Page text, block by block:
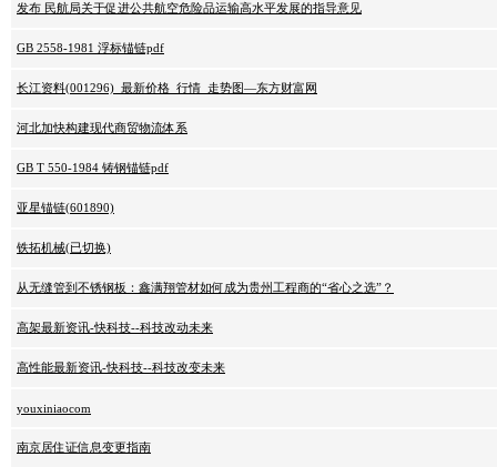
发布 民航局关于促进公共航空危险品运输高水平发展的指导意见
GB 2558-1981 浮标锚链pdf
长江资料(001296)_最新价格_行情_走势图—东方财富网
河北加快构建现代商贸物流体系
GB T 550-1984 铸钢锚链pdf
亚星锚链(601890)
铁拓机械(已切换)
从无缝管到不锈钢板：鑫满翔管材如何成为贵州工程商的“省心之选”？
高架最新资讯-快科技--科技改动未来
高性能最新资讯-快科技--科技改变未来
youxiniaocom
南京居住证信息变更指南